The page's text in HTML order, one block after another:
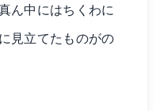
ん中にはちくわに
見立てたものがの